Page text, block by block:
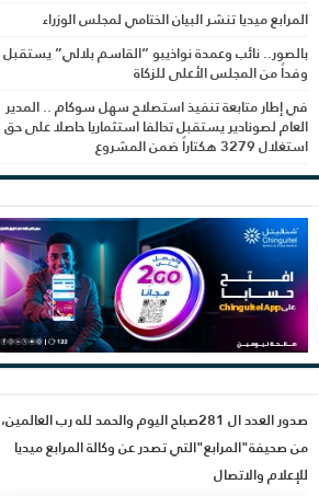
المرابع ميديا تنشر البيان الختامي لمجلس الوزراء
بالصور.. نائب وعمدة نواذيبو “القاسم بلالي” يستقبل
وفداً من المجلس الأعلى للزكاة
في إطار متابعة تنفيذ استصلاح سهل سوكام .. المدير
العام لصونادير يستقبل تحالفا استثماريا حاصلا على حق
استغلال 3279 هكتاراً ضمن المشروع
صدور العدد ال 281صباح اليوم والحمد لله رب العالمين،
من صحيفة"المرابع"التي تصدر عن وكالة المرابع ميديا
للإعلام والاتصال